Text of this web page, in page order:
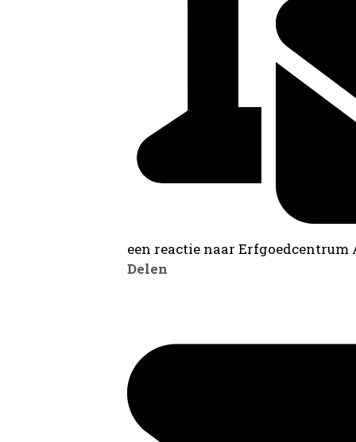
een reactie naar
Delen